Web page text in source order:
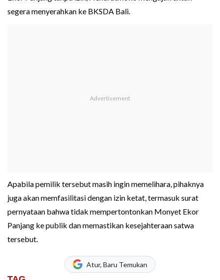
segera menyerahkan ke BKSDA Bali.
Apabila pemilik tersebut masih ingin memelihara, pihaknya
juga akan memfasilitasi dengan izin ketat, termasuk surat
pernyataan bahwa tidak mempertontonkan Monyet Ekor
Panjang ke publik dan memastikan kesejahteraan satwa
tersebut.
Atur, Baru Temukan